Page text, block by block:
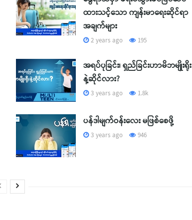
ထားသင့်သော ကျန်းမာရေးဆိုင်ရာ
အချက်များ
2 years ago 195
အရပ်ပုခြင်း၊ ရှည်ခြင်းဟာမိဘမျိုးရိုး
နဲ့ဆိုင်လား?
3 years ago 1.8k
ပန်ဒါမျက်ဝန်းလေး မဖြစ်စေဖို့
3 years ago 946